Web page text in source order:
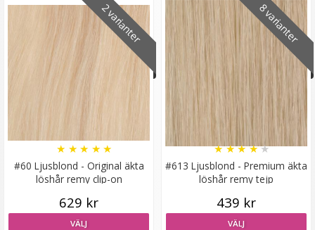
#27 Mellanbrun - Hästsvans vågig rosett
★ ★
2 varianter
#60 Ljusblond - Original äkta
löshår remy clip-on
★ ★ ★ ★ ★
629 kr
VÄLJ
8 varianter
#613 Ljusblond - Premium äkta
löshår remy tejp
★★★★★
439 kr
VÄLJ